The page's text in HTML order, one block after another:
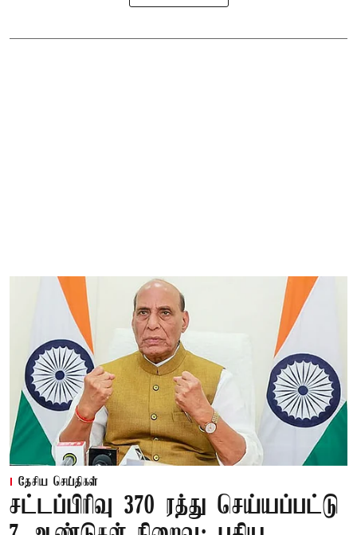
தேசிய செய்திகள்
சட்டப்பிரிவு 370 ரத்து செய்யப்பட்டு